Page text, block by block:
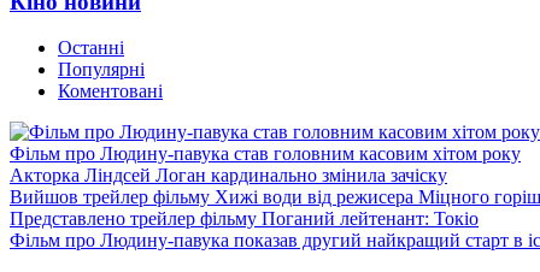
Останні
Популярні
Коментовані
Фільм про Людину-павука став головним касовим хітом року
Акторка Ліндсей Логан кардинально змінила зачіску
Вийшов трейлер фільму Хижі води від режисера Міцного
Представлено трейлер фільму Поганий лейтенант: Токіо
Фільм про Людину-павука показав другий найкращий старт в